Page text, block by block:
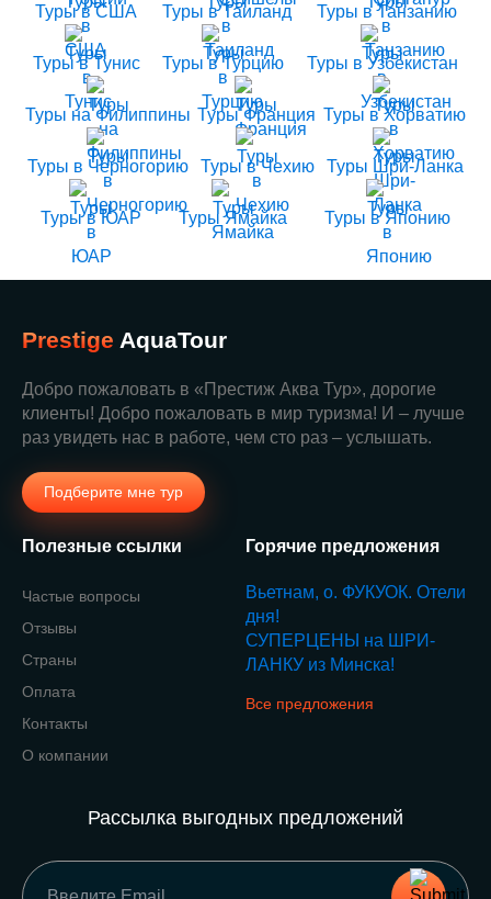
Туры в США Туры в Таиланд Туры в Танзанию
Туры в Тунис Туры в Турцию Туры в Узбекистан
Туры на Филиппины Туры Франция Туры в Хорватию
Туры в Черногорию Туры в Чехию Туры Шри-Ланка
Туры в ЮАР Туры Ямайка Туры в Японию
Prestige AquaTour
Добро пожаловать в «Престиж Аква Тур», дорогие
клиенты! Добро пожаловать в мир туризма! И – лучше
раз увидеть нас в работе, чем сто раз – услышать.
Подберите мне тур
Полезные ссылки
Частые вопросы
Отзывы
Страны
Оплата
Контакты
О компании
Горячие предложения
Вьетнам, о. ФУКУОК. Отели
дня!
СУПЕРЦЕНЫ на ШРИ-
ЛАНКУ из Минска!
Все предложения
Рассылка выгодных предложений